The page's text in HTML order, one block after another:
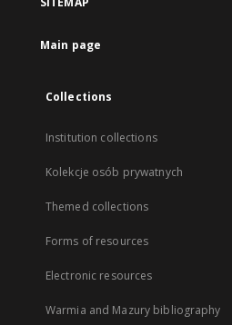
Main page
Collections
Institution collections
Kolekcje osób prywatnych
Themed collections
Forms of resources
Electronic resources
Warmia and Mazury bibliography